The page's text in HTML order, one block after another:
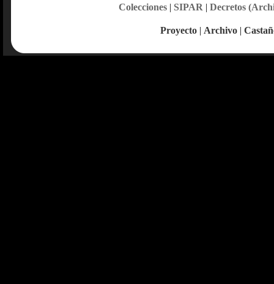
Colecciones| SIPAR | Decretos
Proyecto | Archivo |